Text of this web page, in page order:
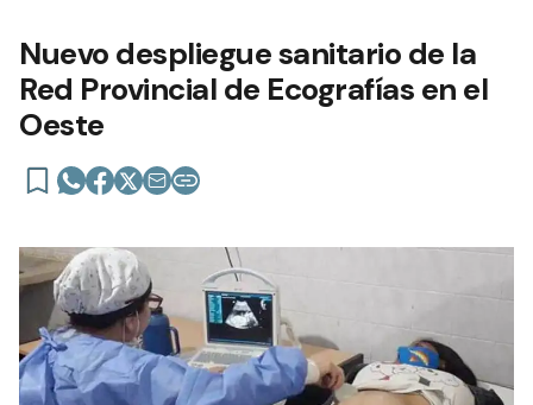
Nuevo despliegue sanitario de la
Red Provincial de Ecografías en el
Oeste